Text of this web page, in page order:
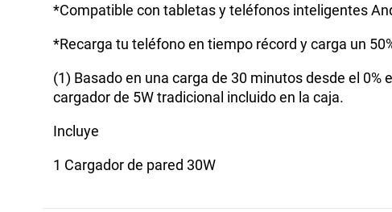
*Compatible con tabletas y teléfonos inteligentes
*Recarga tu teléfono en tiempo récord y carga un
(1) Basado en una carga de 30 minutos desde el 0%
cargador de 5W tradicional incluido en la caja.
Incluye
1 Cargador de pared 30W